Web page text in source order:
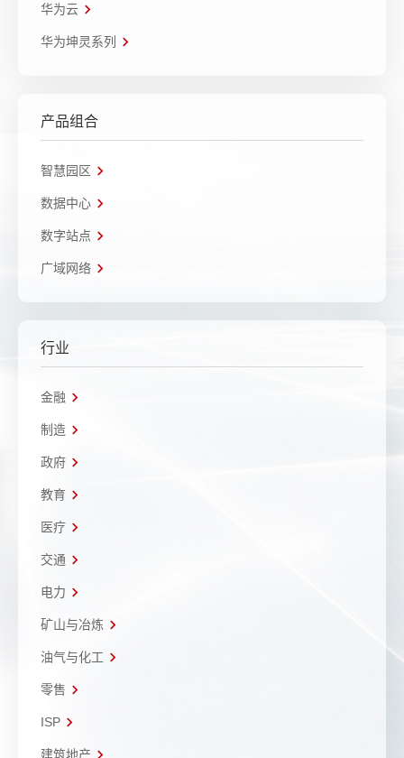
华为云
华为坤灵系列
产品组合
智慧园区
数据中心
数字站点
广域网络
行业
金融
制造
政府
教育
医疗
交通
电力
矿山与冶炼
油气与化工
零售
ISP
建筑地产